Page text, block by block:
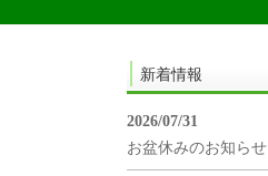
新着情報
2026/07/31
お盆休みのお知らせ